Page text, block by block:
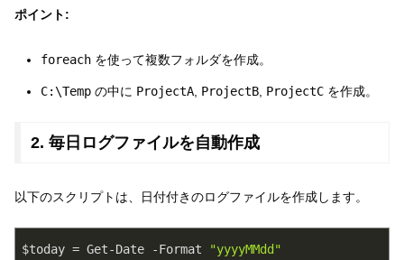
ポイント:
foreachを使って複数フォルダを作成。
C:\Tempの中に ProjectA, ProjectB, ProjectCを作成。
2. 毎日ログファイルを自動作成
以下のスクリプトは、日付付きのログファイルを作成します。
$today = Get-Date -Format
"yyyyMMdd"